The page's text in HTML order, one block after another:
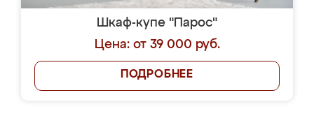
Шкаф-купе "Парос"
Цена: от 39 000 руб.
ПОДРОБНЕЕ